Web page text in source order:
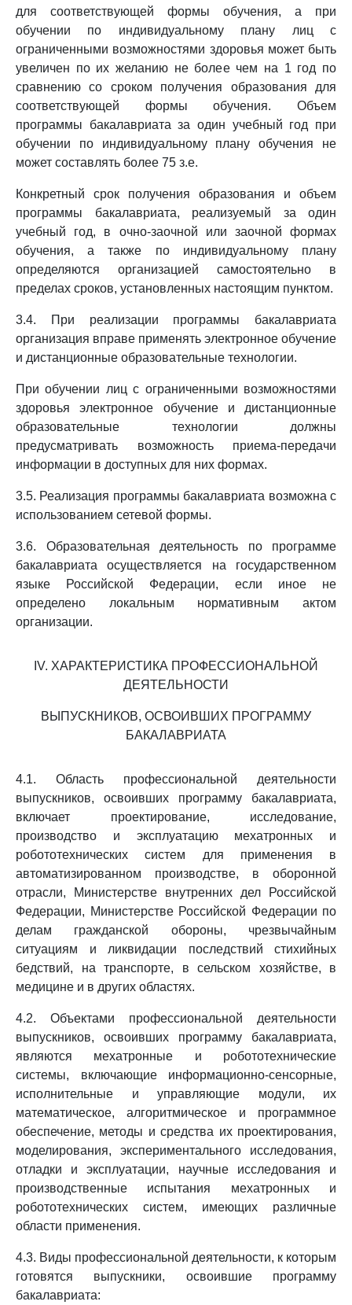
для соответствующей формы обучения, а при
обучении по индивидуальному плану лиц с
ограниченными возможностями здоровья может быть
увеличен по их желанию не более чем на 1 год по
сравнению со сроком получения образования для
соответствующей формы обучения. Объем
программы бакалавриата за один учебный год при
обучении по индивидуальному плану обучения не
может составлять более 75 з.е.
Конкретный срок получения образования и объем
программы бакалавриата, реализуемый за один
учебный год, в очно-заочной или заочной формах
обучения, а также по индивидуальному плану
определяются организацией самостоятельно в
пределах сроков, установленных настоящим пунктом.
3.4. При реализации программы бакалавриата
организация вправе применять электронное обучение
и дистанционные образовательные технологии.
При обучении лиц с ограниченными возможностями
здоровья электронное обучение и дистанционные
образовательные технологии должны
предусматривать возможность приема-передачи
информации в доступных для них формах.
3.5. Реализация программы бакалавриата возможна с
использованием сетевой формы.
3.6. Образовательная деятельность по программе
бакалавриата осуществляется на государственном
языке Российской Федерации, если иное не
определено локальным нормативным актом
организации.
IV. ХАРАКТЕРИСТИКА ПРОФЕССИОНАЛЬНОЙ
ДЕЯТЕЛЬНОСТИ
ВЫПУСКНИКОВ, ОСВОИВШИХ ПРОГРАММУ
БАКАЛАВРИАТА
4.1. Область профессиональной деятельности
выпускников, освоивших программу бакалавриата,
включает проектирование, исследование,
производство и эксплуатацию мехатронных и
робототехнических систем для применения в
автоматизированном производстве, в оборонной
отрасли, Министерстве внутренних дел Российской
Федерации, Министерстве Российской Федерации по
делам гражданской обороны, чрезвычайным
ситуациям и ликвидации последствий стихийных
бедствий, на транспорте, в сельском хозяйстве, в
медицине и в других областях.
4.2. Объектами профессиональной деятельности
выпускников, освоивших программу бакалавриата,
являются мехатронные и робототехнические
системы, включающие информационно-сенсорные,
исполнительные и управляющие модули, их
математическое, алгоритмическое и программное
обеспечение, методы и средства их проектирования,
моделирования, экспериментального исследования,
отладки и эксплуатации, научные исследования и
производственные испытания мехатронных и
робототехнических систем, имеющих различные
области применения.
4.3. Виды профессиональной деятельности, к которым
готовятся выпускники, освоившие программу
бакалавриата: